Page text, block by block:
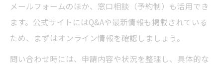
メールフォームのほか、窓口相談（予約制）も活用でき
ます。公式サイトにはQ&Aや最新情報も掲載されている
ため、まずはオンライン情報を確認しましょう。
問い合わせ時には、申請内容や状況を整理し、具体的な